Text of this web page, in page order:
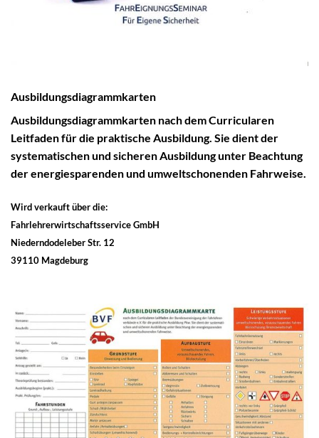
Ausbildungsdiagrammkarten
Ausbildungsdiagrammkarten nach dem Curricularen
Leitfaden für die praktische Ausbildung. Sie dient der
systematischen und sicheren Ausbildung unter Beachtung
der energiesparenden und umweltschonenden Fahrweise.
Wird verkauft über die:
Fahrlehrerwirtschaftsservice GmbH
Niederndodeleber Str. 12
39110 Magdeburg